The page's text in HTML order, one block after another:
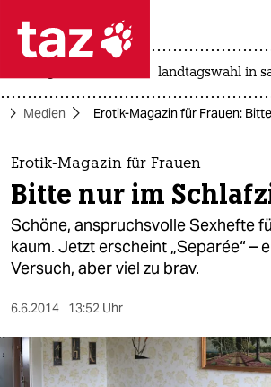
 taz zahl ich
taz zahl ich
themen
politik
öko
sport
landtagswahl in
Medien Erotik-Magazin für Frauen:
Erotik-Magazin für Frauen
Bitte nur im
Schöne, anspruchsvolle Sexhefte
kaum. Jetzt erscheint „Separée“ –
Versuch, aber viel zu brav.
6.6.2014 13:52 Uhr